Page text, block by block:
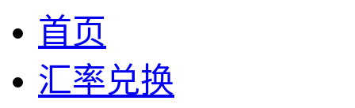
首页
汇率兑换